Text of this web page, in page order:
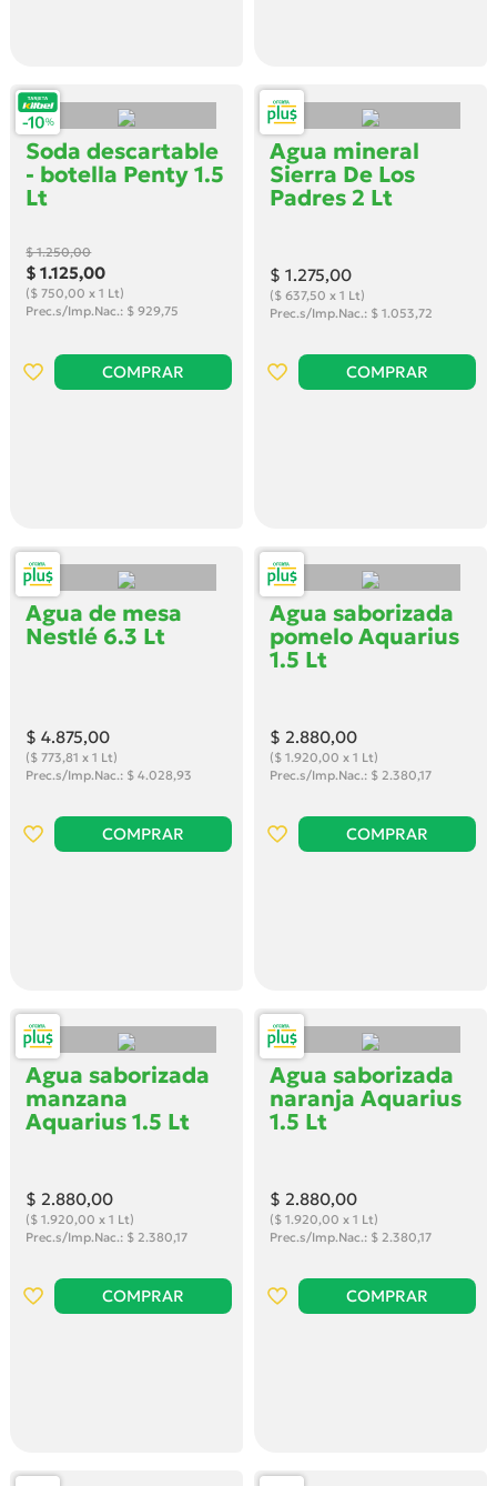
Soda descartable
- botella Penty 1.5
Lt
$ 1.250,00
$ 1.125,00
($ 750,00 x 1 Lt)
Prec.s/Imp.Nac.: $ 929,75
COMPRAR
Agua mineral
Sierra De Los
Padres 2 Lt
$ 1.275,00
($ 637,50 x 1 Lt)
Prec.s/Imp.Nac.: $ 1.053,72
COMPRAR
Agua de mesa
Nestlé 6.3 Lt
$ 4.875,00
($ 773,81 x 1 Lt)
Prec.s/Imp.Nac.: $ 4.028,93
COMPRAR
Agua saborizada
pomelo Aquarius
1.5 Lt
$ 2.880,00
($ 1.920,00 x 1 Lt)
Prec.s/Imp.Nac.: $ 2.380,17
COMPRAR
Agua saborizada
manzana
Aquarius 1.5 Lt
$ 2.880,00
($ 1.920,00 x 1 Lt)
Prec.s/Imp.Nac.: $ 2.380,17
COMPRAR
Agua saborizada
naranja Aquarius
1.5 Lt
$ 2.880,00
($ 1.920,00 x 1 Lt)
Prec.s/Imp.Nac.: $ 2.380,17
COMPRAR